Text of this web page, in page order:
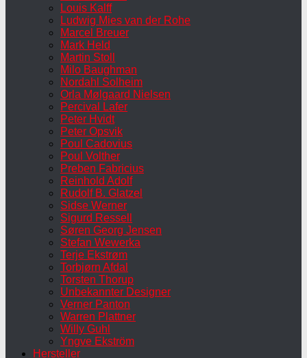
Louis Kalff
Ludwig Mies van der Rohe
Marcel Breuer
Mark Held
Martin Stoll
Milo Baughman
Nordahl Solheim
Orla Mølgaard Nielsen
Percival Lafer
Peter Hvidt
Peter Opsvik
Poul Cadovius
Poul Volther
Preben Fabricius
Reinhold Adolf
Rudolf B. Glatzel
Sidse Werner
Sigurd Ressell
Søren Georg Jensen
Stefan Wewerka
Terje Ekstrøm
Torbjørn Afdal
Torsten Thorup
Unbekannter Designer
Verner Panton
Warren Plattner
Willy Guhl
Yngve Ekström
Hersteller